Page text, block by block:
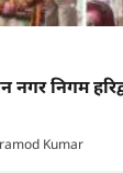
नगर निगम
Kumar